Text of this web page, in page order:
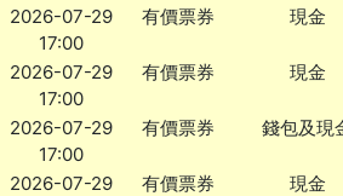
2026-07-29
17:00
有價票券 現金
2026-07-29
17:00
有價票券 現金
2026-07-29
17:00
有價票券 錢包及現
2026-07-29
有價票券 現金